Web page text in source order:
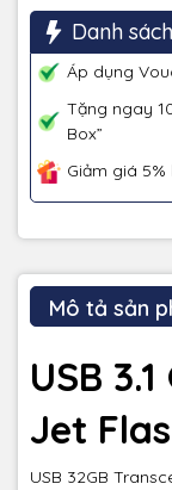
Danh
Áp dụng
Tặng ngay
Box”
Giảm giá
Mô tả sản
USB
Jet
USB 32GB